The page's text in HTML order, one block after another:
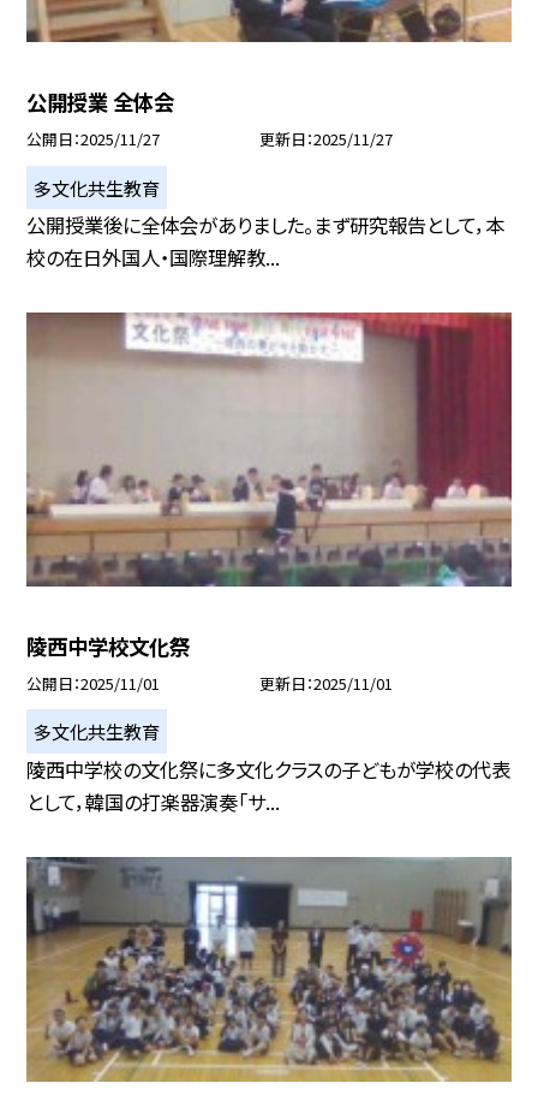
公開授業 全体会
公開日 2025/11/27 更新日 2025/11/27
多文化共生教育
公開授業後に全体会がありました。まず研究報告として，本
校の在日外国人・国際理解教...
陵西中学校文化祭
公開日 2025/11/01 更新日 2025/11/01
多文化共生教育
陵西中学校の文化祭に多文化クラスの子どもが学校の代表
として，韓国の打楽器演奏「サ...